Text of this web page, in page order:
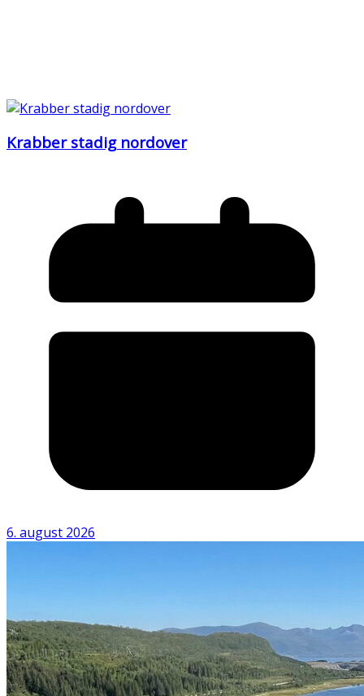
Krabber stadig nordover
6. august 2026